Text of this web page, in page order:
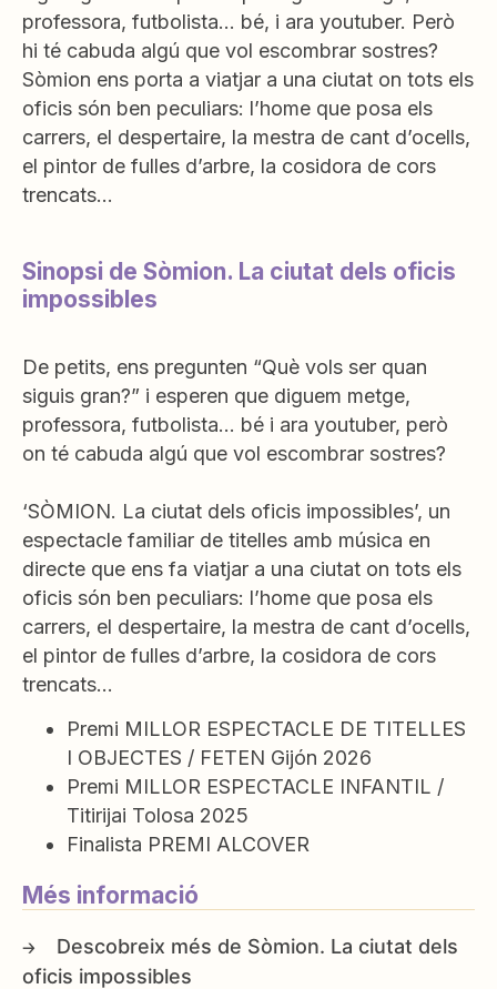
professora, futbolista… bé, i ara youtuber. Però
hi té cabuda algú que vol escombrar sostres?
Sòmion ens porta a viatjar a una ciutat on tots els
oficis són ben peculiars: l’home que posa els
carrers, el despertaire, la mestra de cant d’ocells,
el pintor de fulles d’arbre, la cosidora de cors
trencats…
Sinopsi de Sòmion. La ciutat dels oficis
impossibles
De petits, ens pregunten “Què vols ser quan
siguis gran?” i esperen que diguem metge,
professora, futbolista… bé i ara youtuber, però
on té cabuda algú que vol escombrar sostres?
‘SÒMION. La ciutat dels oficis impossibles’, un
espectacle familiar de titelles amb música en
directe que ens fa viatjar a una ciutat on tots els
oficis són ben peculiars: l’home que posa els
carrers, el despertaire, la mestra de cant d’ocells,
el pintor de fulles d’arbre, la cosidora de cors
trencats…
Premi MILLOR ESPECTACLE DE TITELLES
I OBJECTES / FETEN Gijón 2026
Premi MILLOR ESPECTACLE INFANTIL /
Titirijai Tolosa 2025
Finalista PREMI ALCOVER
Més informació
Sòmion. La ciutat dels
oficis impossibles